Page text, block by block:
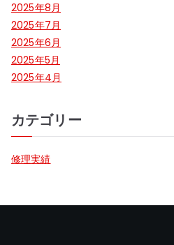
2025年8月
2025年7月
2025年6月
2025年5月
2025年4月
カテゴリー
修理実績